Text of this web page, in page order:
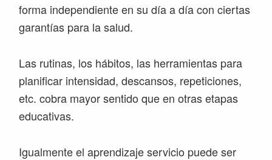
forma independiente en su día a día con ciertas
garantías para la salud.
Las rutinas, los hábitos, las herramientas para
planificar intensidad, descansos, repeticiones,
etc. cobra mayor sentido que en otras etapas
educativas.
Igualmente el aprendizaje servicio puede ser